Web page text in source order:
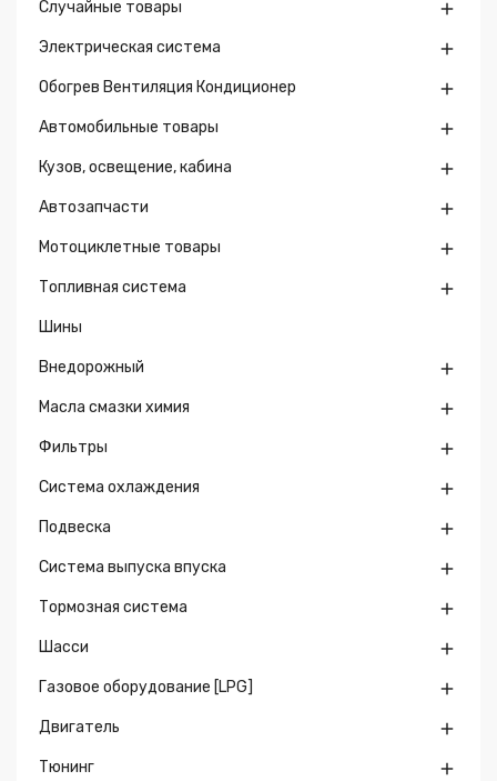
Случайные товары 
Электрическая система 
Обогрев Вентиляция Кондиционер 
Автомобильные товары 
Кузов, освещение, кабина 
Автозапчасти 
Мотоциклетные товары 
Топливная система 
Шины
Внедорожный 
Масла смазки химия 
Фильтры 
Система охлаждения 
Подвеска 
Система выпуска впуска 
Тормозная система 
Шасси 
Газовое оборудование [LPG] 
Двигатель 
Тюнинг 